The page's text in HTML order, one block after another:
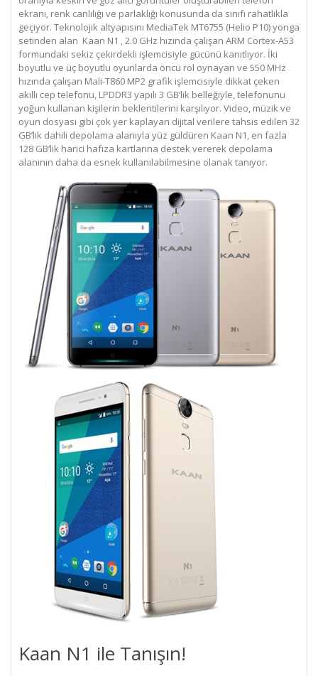
ekranı, renk canlılığı ve parlaklığı konusunda da sınıfı rahatlıkla
geçiyor. Teknolojik altyapısını MediaTek MT6755 (Helio P10) yonga
setinden alan Kaan N1 , 2.0 GHz hızında çalışan ARM Cortex-A53
formundaki sekiz çekirdekli işlemcisiyle gücünü kanıtlıyor. İki
boyutlu ve üç boyutlu oyunlarda öncü rol oynayan ve 550 MHz
hızında çalışan Mali-T860 MP2 grafik işlemcisiyle dikkat çeken
akıllı cep telefonu, LPDDR3 yapılı 3 GB’lik belleğiyle, telefonunu
yoğun kullanan kişilerin beklentilerini karşılıyor. Video, müzik ve
oyun dosyası gibi çok yer kaplayan dijital verilere tahsis edilen 32
GB’lik dahili depolama alanıyla yüz güldüren Kaan N1, en fazla
128 GB’lik harici hafıza kartlarına destek vererek depolama
alanının daha da esnek kullanılabilmesine olanak tanıyor.
Kaan N1 ile Tanışın!